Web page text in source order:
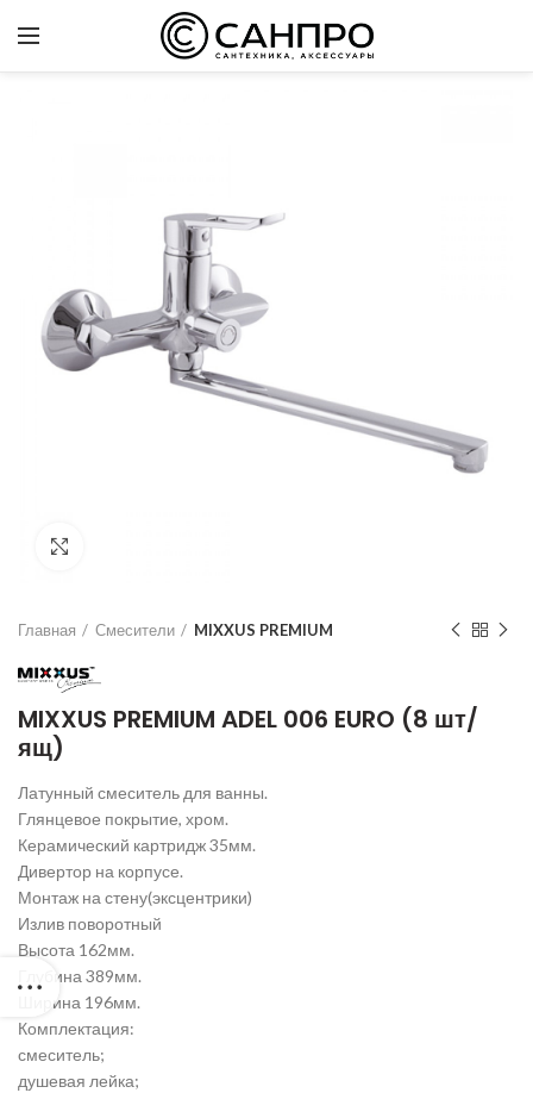
Главная Смесители MIXXUS PREMIUM
MIXXUS PREMIUM ADEL 006 EURO (8 шт/
ящ)
Латунный смеситель для ванны.
Глянцевое покрытие, хром.
Керамический картридж 35мм.
Дивертор на корпусе.
Монтаж на стену(эксцентрики)
Излив поворотный
Высота 162мм.
Глубина 389мм.
Ширина 196мм.
Комплектация:
смеситель;
душевая лейка;